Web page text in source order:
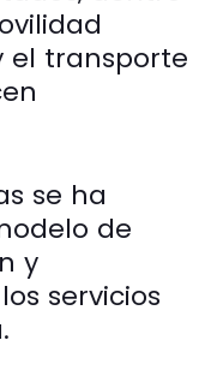
el transporte
se ha
de
y
servicios